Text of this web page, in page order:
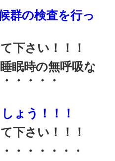
群の検査を行っ
下さい！！！
眠時の無呼吸な
・・・・
ょう！！！
下さい！！！
・・・・・・